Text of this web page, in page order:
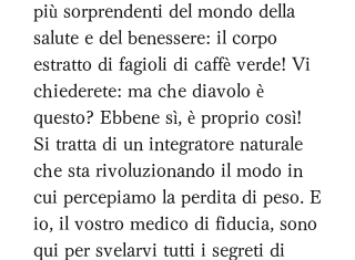
più sorprendenti del mondo della
salute e del benessere: il corpo
estratto di fagioli di caffè verde! Vi
chiederete: ma che diavolo è
questo? Ebbene sì, è proprio così!
Si tratta di un integratore naturale
che sta rivoluzionando il modo in
cui percepiamo la perdita di peso. E
io, il vostro medico di fiducia, sono
qui per svelarvi tutti i segreti di